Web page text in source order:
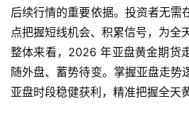
门
期
货
行
情
后续行情的重要依据。投资者无需
点把握短线机会、积累信号，为全
整体来看，2026 年亚盘黄金期货
随外盘、蓄势待变。掌握亚盘走势
亚盘时段稳健获利，精准把握全天